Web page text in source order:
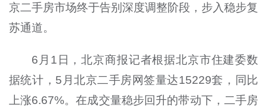
京二手房市场终于告别深度调整阶段，步入稳步复
苏通道。
6月1日，北京商报记者根据北京市住建委数
据统计，5月北京二手房网签量达15229套，同比
上涨6.67%。在成交量稳步回升的带动下，二手房